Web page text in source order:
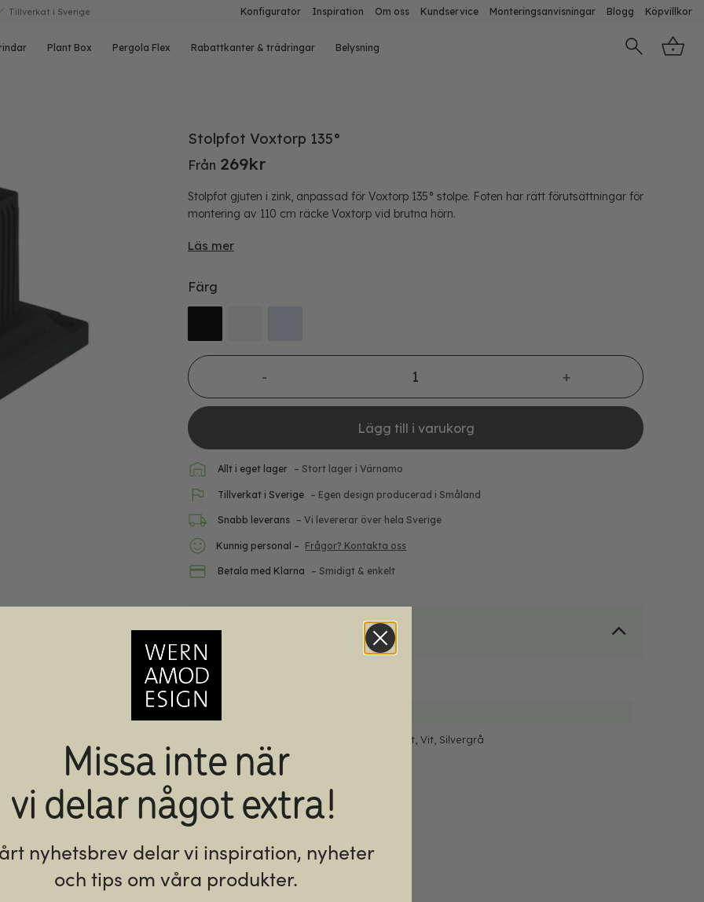
Tillverkat i Sverige Konfigurator Inspiration Om oss Kundservice Monteringsanvisningar Blogg Köpvillkor
Plant Box Pergola Flex Rabattkanter & trädringar Belysning
Stolpfot Voxtorp 135°
Från 269kr
Stolpfot gjuten i zink, anpassad för Voxtorp 135° stolpe. Foten har rätt förutsättningar för
montering av 110 cm räcke Voxtorp vid brutna hörn.
Läs mer
Färg
Stolpfot Voxtorp 135° mängd
Lägg till i varukorg
Allt i eget lager – Stort lager i Värnamo
Tillverkat i Sverige – Egen design producerad i Småland
Snabb leverans – Vi levererar över hela Sverige
Kunnig personal – Frågor? Kontakta oss
Betala med Klarna – Smidigt & enkelt
Ytterligare information
Vikt
Dimensioner
Svart, Vit, Silvergrå
Artikelnr:
Missa inte när
vi delar något extra!
nyhetsbrev delar vi inspiration, nyheter
och tips om våra produkter.